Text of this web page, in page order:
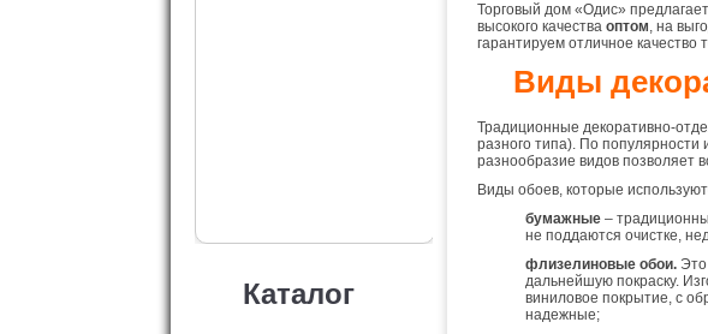
Каталог
Торговый дом «Одис»
высокого качества оптом, на
гарантируем отличное качество
Виды
Традиционные декоративно-
разного типа). По
разнообразие видов позволяет
Виды обоев, которые
бумажные –
не поддаются очистке,
флизелиновые обои.
дальнейшую покраску.
виниловое покрытие, с
надежные;